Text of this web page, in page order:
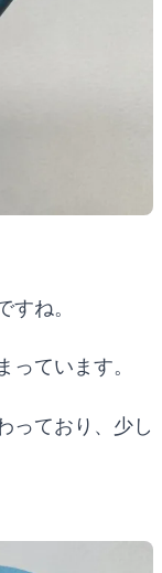
ね。
ています。
っており、少し